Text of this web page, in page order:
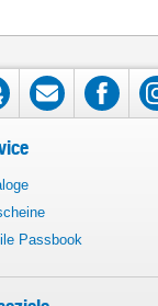
Passbook